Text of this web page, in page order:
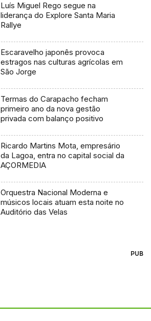
Luís Miguel Rego segue na
liderança do Explore Santa Maria
Rallye
Escaravelho japonês provoca
estragos nas culturas agrícolas em
São Jorge
Termas do Carapacho fecham
primeiro ano da nova gestão
privada com balanço positivo
Ricardo Martins Mota, empresário
da Lagoa, entra no capital social da
AÇORMEDIA
Orquestra Nacional Moderna e
músicos locais atuam esta noite no
Auditório das Velas
PUB